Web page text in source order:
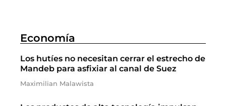
Economía
Los hutíes no necesitan cerrar el estrecho de
Mandeb para asfixiar al canal de Suez
Maximilian Malawista